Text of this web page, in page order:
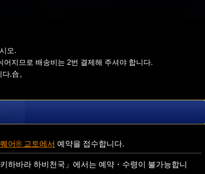
오.
지므로 배송비는 2번 결제해 주셔야 합니다.
.合。
어® 교토에서 예약을 접수합니다.
하바라 하비천국」에서는 예약・수령이 불가능합니